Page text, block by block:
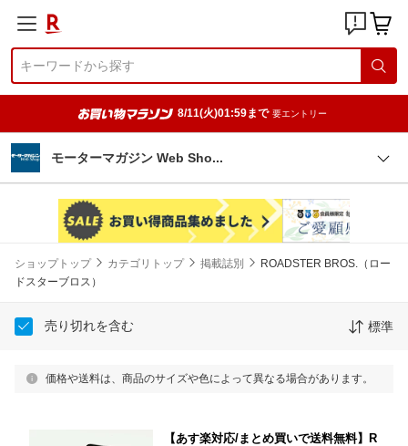
8/11(火)01:59まで 要エントリー
モーターマガジン Web Sho
ショップトップ カテゴリトップ 掲載誌別
ROADSTER BROS.（ロー
ドスターブロス）
売り切れを含む 標準
価格や送料は、商品のサイズや色によって異なる場合があります。
【あす楽対応/まとめ買いで送料無料】R